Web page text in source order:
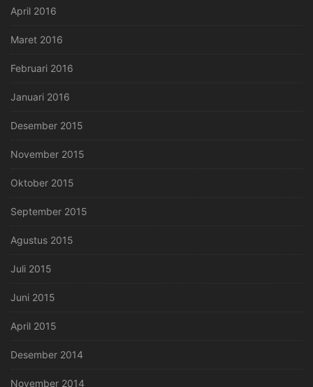
April 2016
Maret 2016
Februari 2016
Januari 2016
Desember 2015
November 2015
Oktober 2015
September 2015
Agustus 2015
Juli 2015
Juni 2015
April 2015
Desember 2014
November 2014